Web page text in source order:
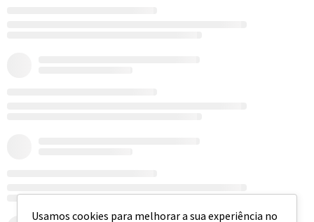
Usamos cookies para melhorar a sua experiência no